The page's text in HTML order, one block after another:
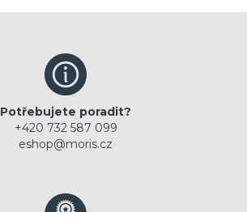
Potřebujete poradit?
+420 732 587 099
eshop@moris.cz